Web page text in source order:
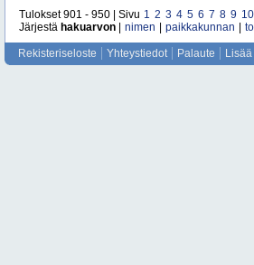
Tulokset 901 - 950 | Sivu 1 2 3 4 5 6 7 8 9 10
Järjestä hakuarvon nimen paikkakunnan
Rekisteriseloste Yhteystiedot Palaute